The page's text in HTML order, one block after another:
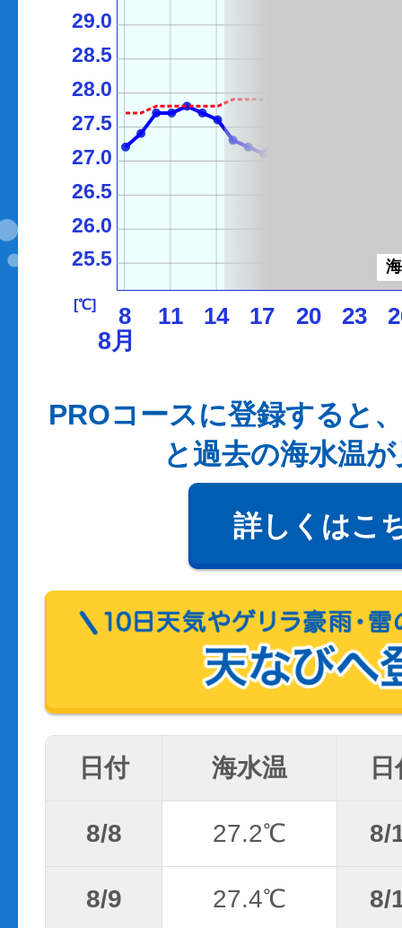
8 11 14 17 20 23
25.5
26.0
26.5
27.0
27.5
28.0
28.5
29.0
[℃]
8月
PROコースに登録すると
と過去の海水温
詳しくはこ
日付 海水温
8/8 27.2℃ 8/
8/9 27.4℃ 8/